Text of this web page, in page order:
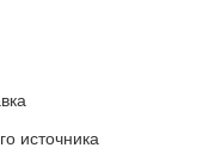
источника